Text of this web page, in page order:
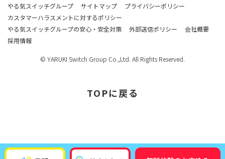
やる気スイッチグループ サイトマップ
プライバシーポリシー
カスタマーハラスメントに対するポリシー
やる気スイッチグループの安心・安全対策
外部送信ポリシー
会社概要
採用情報
© YARUKI Switch Group Co.,Ltd. All Rights Reserved.
TOPに戻る